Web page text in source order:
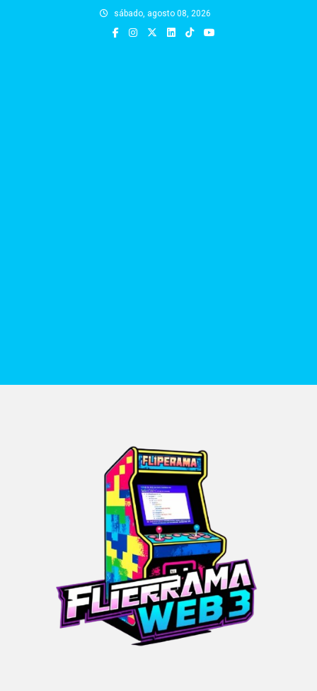
sábado, agosto 08, 2026